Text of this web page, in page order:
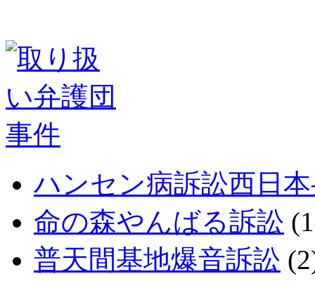
ハンセン病訴訟西日
命の森やんばる訴訟
普天間基地爆音訴訟